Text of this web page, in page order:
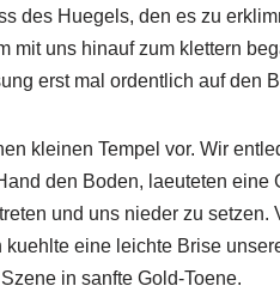
des Huegels, den es zu
mit uns hinauf zum klettern
erst mal ordentlich auf den
kleinen Tempel vor. Wir
den Boden, laeuteten
und uns nieder zu
eine leichte Brise
in sanfte Gold-Toene.